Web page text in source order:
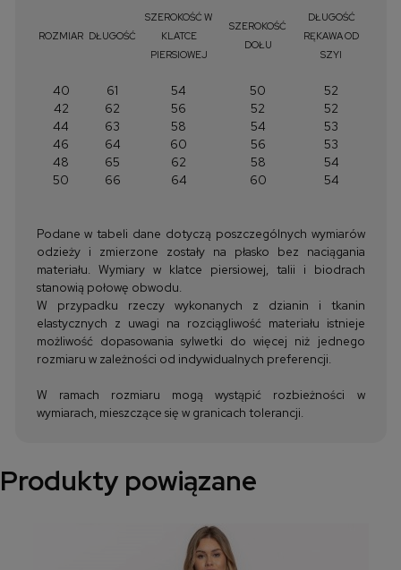
ROZMIAR DŁUGOŚĆ
SZEROKOŚĆ W
KLATCE
PIERSIOWEJ
SZEROKOŚĆ
DOŁU
DŁUGOŚĆ
RĘKAWA OD
SZYI
40 61 54 50
52
42
62 56 52
52
44
63 58 54
53
46
64 60 56
53
48
65 62 58
54
50
66 64 60 54
Podane w tabeli dane dotyczą poszczególnych wymiarów
odzieży i zmierzone zostały na płasko bez naciągania
materiału. Wymiary w klatce piersiowej, talii i biodrach
stanowią połowę obwodu.
W przypadku rzeczy wykonanych z dzianin i tkanin
elastycznych z uwagi na rozciągliwość materiału istnieje
możliwość dopasowania sylwetki do więcej niż jednego
rozmiaru w zależności od indywidualnych preferencji.
W ramach rozmiaru mogą wystąpić rozbieżności w
wymiarach, mieszczące się w granicach tolerancji.
Produkty powiązane